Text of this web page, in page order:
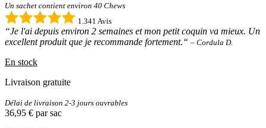
Un sachet contient environ 40 Chews
1.341 Avis
“Je l'ai depuis environ 2 semaines et mon petit coquin va mieux. Un
excellent produit que je recommande fortement.“ – Cordula D.
En stock
Livraison gratuite
Délai de livraison 2-3 jours ouvrables
36,95 € par sac